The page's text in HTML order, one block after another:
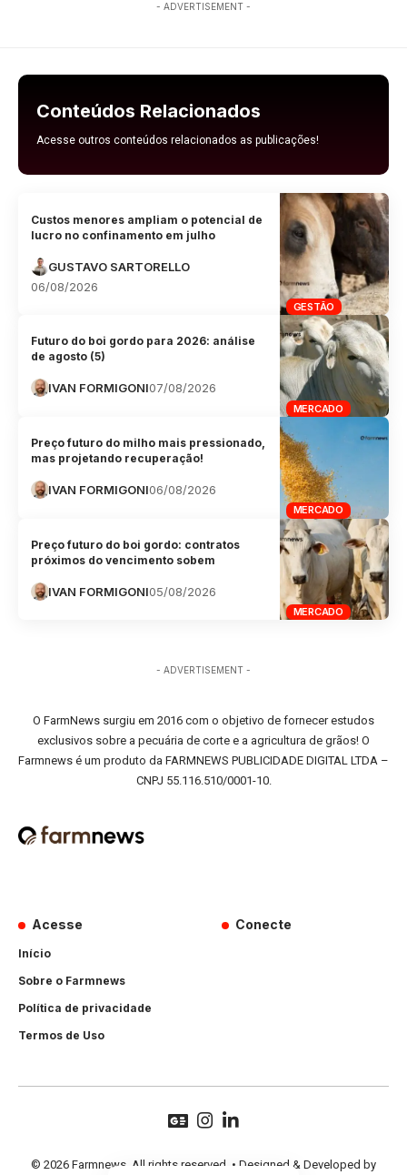
- ADVERTISEMENT -
Conteúdos Relacionados
Acesse outros conteúdos relacionados as publicações!
GESTÃO
Custos menores ampliam o potencial de
lucro no confinamento em julho
GUSTAVO SARTORELLO
06/08/2026
MERCADO
Futuro do boi gordo para 2026: análise
de agosto (5)
IVAN FORMIGONI07/08/2026
MERCADO
Preço futuro do milho mais pressionado,
mas projetando recuperação!
IVAN FORMIGONI06/08/2026
MERCADO
Preço futuro do boi gordo: contratos
próximos do vencimento sobem
IVAN FORMIGONI05/08/2026
- ADVERTISEMENT -
O FarmNews surgiu em 2016 com o objetivo de fornecer estudos
exclusivos sobre a pecuária de corte e a agricultura de grãos! O
Farmnews é um produto da FARMNEWS PUBLICIDADE DIGITAL LTDA –
CNPJ 55.116.510/0001-10.
Acesse
Início
Sobre o Farmnews
Política de privacidade
Termos de Uso
Conecte
© 2026 Farmnews. All rights reserved. • Designed & Developed by